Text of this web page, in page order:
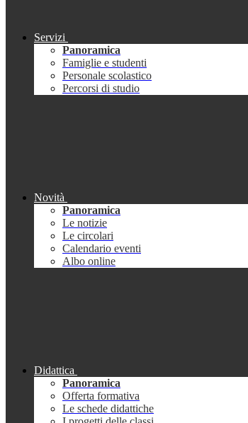
Servizi
Panoramica
Famiglie e studenti
Personale scolastico
Percorsi di studio
Novità
Panoramica
Le notizie
Le circolari
Calendario eventi
Albo online
Didattica
Panoramica
Offerta formativa
Le schede didattiche